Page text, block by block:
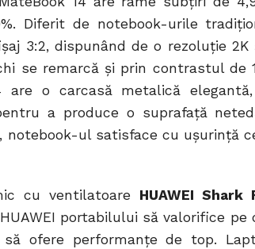
Diferit de notebook-urile
3:2, dispunând de o rezoluție
se remarcă și prin contrastul de
are o carcasă metalică
a produce o suprafață
notebook-ul satisface cu ușurință
cu ventilatoare HUAWEI Shark
portabilului să valorifice
să ofere performanțe de top.